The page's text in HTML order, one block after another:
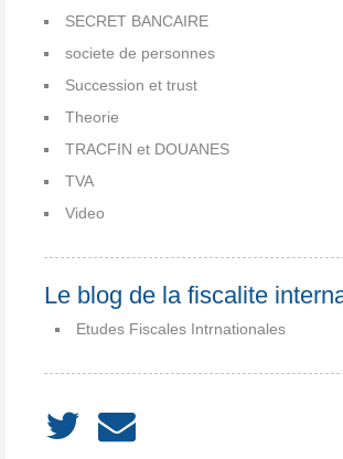
SECRET BANCAIRE
societe de personnes
Succession et trust
Theorie
TRACFIN et DOUANES
TVA
Video
Le blog de la fiscalite
Etudes Fiscales Intrnationales